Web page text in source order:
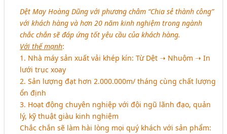
Dệt May Hoàng Dũng với phương châm “Chia sẻ thành công”
với khách hàng và hơn 20 năm kinh nghiệm trong ngành
chắc chắn sẽ đáp ứng tốt yêu cầu của khách hàng.
Với thế mạnh:
1. Nhà máy sản xuất vải khép kín: Từ Dệt ➝ Nhuộm ➝ In
lưới trục xoay
2. Sản lượng đạt hơn 2.000.000m/ tháng cùng chất lượng
ổn định
3. Hoạt động chuyên nghiệp với đội ngũ lãnh đạo, quản
lý, kỹ thuật giàu kinh nghiệm
Chắc chắn sẽ làm hài lòng mọi quý khách với sản phẩm: